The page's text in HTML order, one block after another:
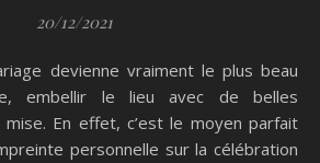
20/12/2021
devienne vraiment le plus beau
embellir le lieu avec de belles
En effet, c’est le moyen parfait
personnelle sur la célébration